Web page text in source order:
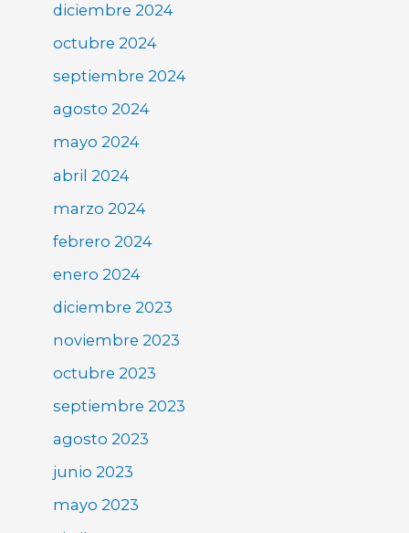
diciembre 2024
octubre 2024
septiembre 2024
agosto 2024
mayo 2024
abril 2024
marzo 2024
febrero 2024
enero 2024
diciembre 2023
noviembre 2023
octubre 2023
septiembre 2023
agosto 2023
junio 2023
mayo 2023